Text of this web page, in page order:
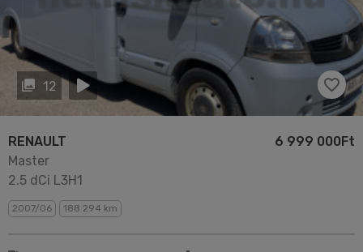
12
RENAULT
6 999 000Ft
Master
2.5 dCi L3H1
2007/06 188 294 km